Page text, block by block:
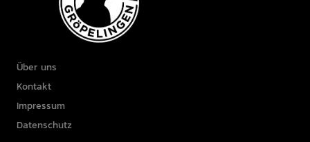
Über uns
Kontakt
Impressum
Datenschutz